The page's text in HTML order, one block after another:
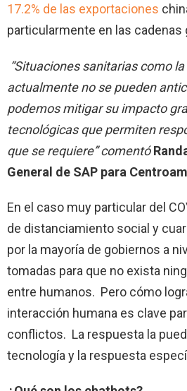
17.2% de las exportaciones
particularmente en las cadenas
“Situaciones sanitarias como
actualmente no se pueden
podemos mitigar su impacto
tecnológicas que permiten
que se requiere” comentó
General de SAP para
En el caso muy particular del
de distanciamiento social y
por la mayoría de gobiernos a
tomadas para que no exista
entre humanos. Pero cómo
interacción humana es clave
conflictos. La respuesta la
tecnología y la respuesta